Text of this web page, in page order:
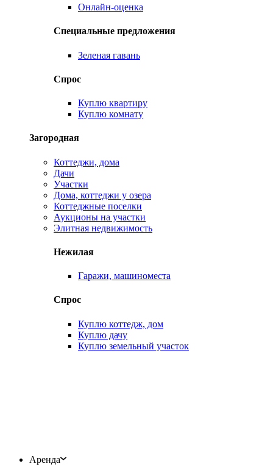
Онлайн-оценка
Специальные предложения
Зеленая гавань
Спрос
Куплю квартиру
Куплю комнату
Загородная
Коттеджи, дома
Дачи
Участки
Дома, коттеджи у озера
Коттеджные поселки
Аукционы на участки
Элитная недвижимость
Нежилая
Гаражи, машиноместа
Спрос
Куплю коттедж, дом
Куплю дачу
Куплю земельный участок
Аренда